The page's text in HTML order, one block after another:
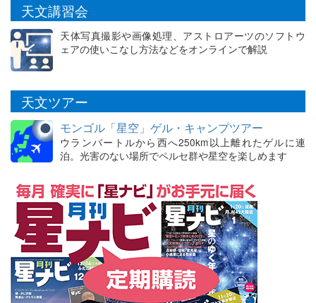
天文講習会
天体写真撮影や画像処理、アストロアーツのソフトウ
ェアの使いこなし方法などをオンラインで解説
天文ツアー
モンゴル「星空」ゲル・キャンプツアー
ウランバートルから西へ250km以上離れたゲルに連
泊。光害のない場所でペルセ群や星空を楽しめます